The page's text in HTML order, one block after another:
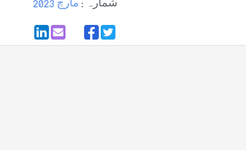
شمارہ : مارچ 2023